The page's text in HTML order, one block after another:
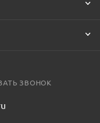
ЗВОНОК